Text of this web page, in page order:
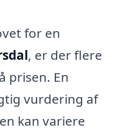
for en
, er der flere
prisen. En
vurdering af
kan variere